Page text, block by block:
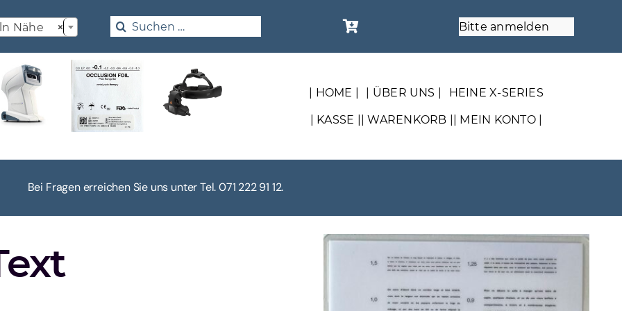
×
Nähe
Search
Bitte anmelden
| HOME | | ÜBER UNS | HEINE X-SERIES
| KASSE | | WARENKORB | | MEIN KONTO |
Bei Fragen erreichen Sie uns unter Tel. 071 222 91 12.